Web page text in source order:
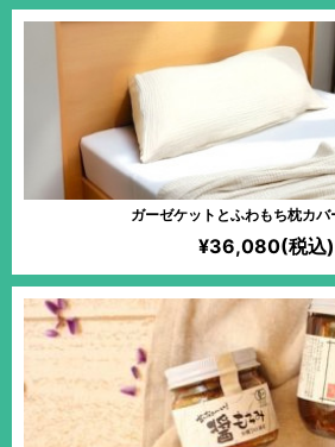
ガーゼケットとふわもち枕カバ
¥36,080(税込)